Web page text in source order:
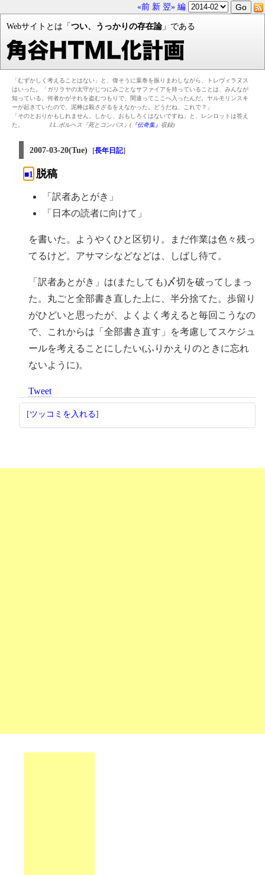
«前 新 翌» 編
Webサイトとは「 つい、うっかりの存在論」である
「むずかしく考えることはない」と、偉そうに葉巻を振りまわしながら、トレヴィラヌス
はいった。「ガリラヤの太守がじつにみごとなサファイアを持っていることは、みんなが
知っている。何者かがそれを盗むつもりで、間違ってここへ入ったんだ。ヤルモリンスキ
ーが起きていたので、泥棒は殺さざるをえなかった。どうだね、これで？」
「そのとおりかもしれません。しかし、おもしろくはないですね」と、レンロットは答え
た。
J.L.ボルヘス『死とコンパス』(『伝奇集』 収録)
2007-03-20(Tue) [長年日記]
■1 脱稿
「訳者あとがき」
「日本の読者に向けて」
を書いた。ようやくひと区切り。まだ作業は色々残っ
てるけど。アサマシなどなどは、しばし待て。
「訳者あとがき」は(またしても)〆切を破ってしまっ
た。丸ごと全部書き直した上に、半分捨てた。歩留り
がひどいと思ったが、よくよく考えると毎回こうなの
で、これからは「全部書き直す」を考慮してスケジュ
ールを考えることにしたい(ふりかえりのときに忘れ
ないように)。
Tweet
[ツッコミを入れる]